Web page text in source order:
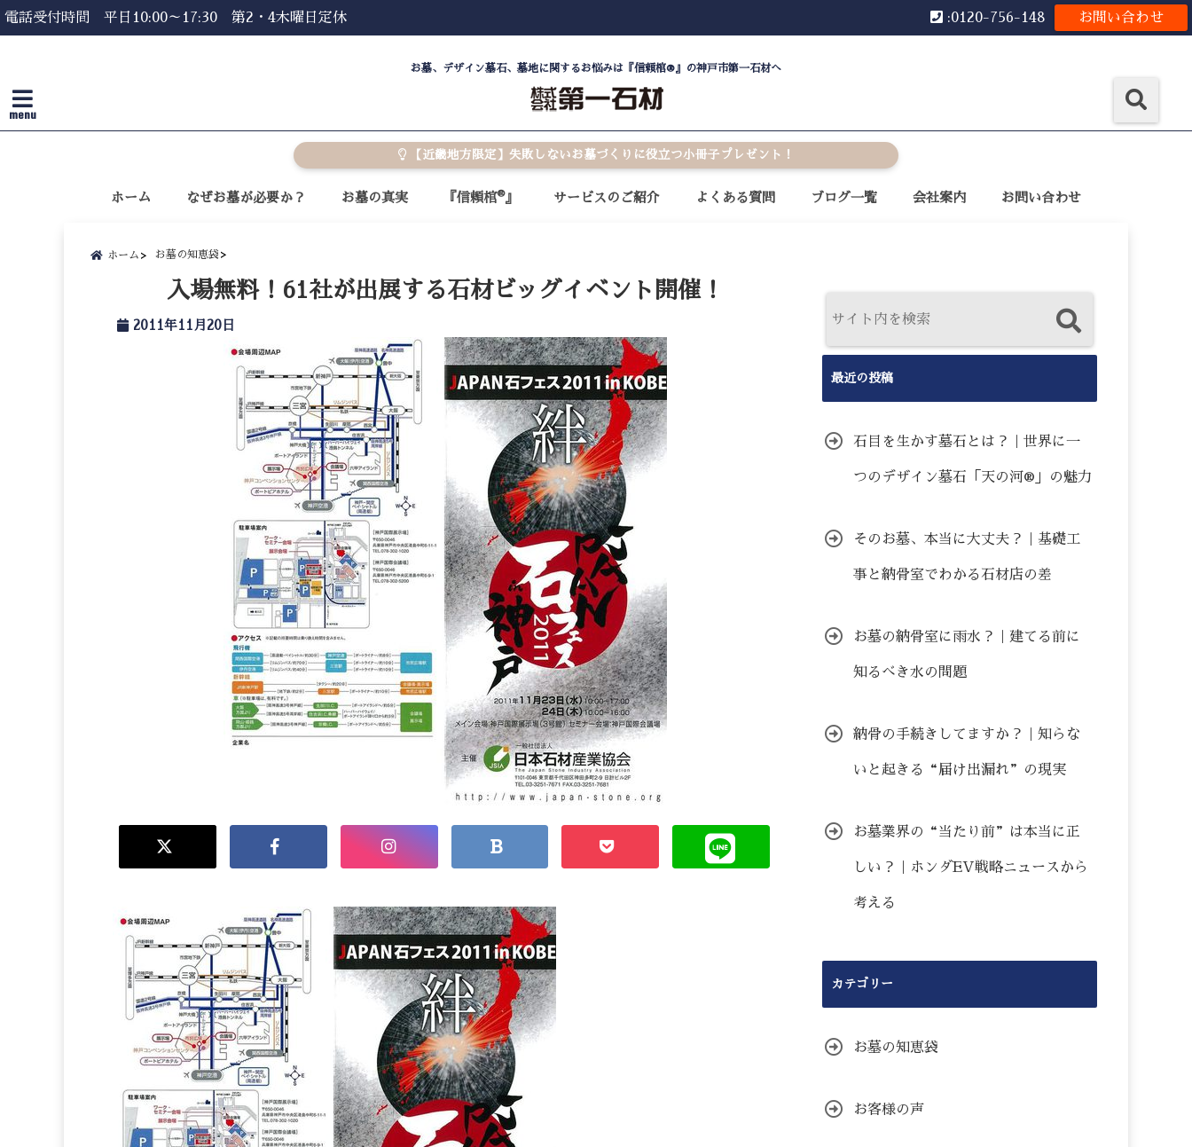
電話受付時間 平日10:00～17:30 第2・4木曜日定休 お問い合わせ
:0120-756-148
お墓、デザイン墓石、墓地に関するお悩みは『信頼棺®』の神戸市第一石材へ
menu
【近畿地方限定】失敗しないお墓づくりに役立つ小冊子プレゼント！
ホーム なぜお墓が必要か？ お墓の真実 『信頼棺®』 サービスのご紹介 よくある質問 ブログ一覧 会社案内 お問い合わせ
ホーム お墓の知恵袋
入場無料！61社が出展する石材ビッグイベント開催！
2011年11月20日
最近の投稿
石目を生かす墓石とは？｜世界に一
つのデザイン墓石「天の河®」の魅力
そのお墓、本当に大丈夫？｜基礎工
事と納骨室でわかる石材店の差
お墓の納骨室に雨水？｜建てる前に
知るべき水の問題
納骨の手続きしてますか？｜知らな
いと起きる“届け出漏れ”の現実
お墓業界の“当たり前”は本当に正
しい？｜ホンダEV戦略ニュースから
考える
カテゴリー
お墓の知恵袋
お客様の声